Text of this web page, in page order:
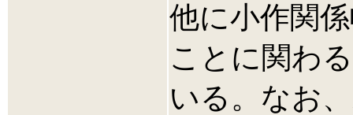
他に小作関
ことに関わ
いる。なお